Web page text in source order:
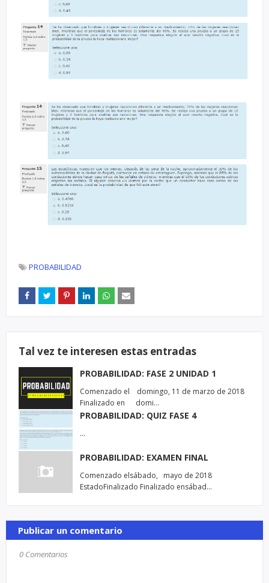
PROBABILIDAD
Tal vez te interesen estas entradas
PROBABILIDAD: FASE 2 UNIDAD 1
Comenzado el domingo, 11 de marzo de 2018
Finalizado en domi…
PROBABILIDAD: QUIZ FASE 4
…
PROBABILIDAD: EXAMEN FINAL
Comenzado elsábado, mayo de 2018
EstadoFinalizado Finalizado ensábad…
Publicar un comentario
0 Comentarios